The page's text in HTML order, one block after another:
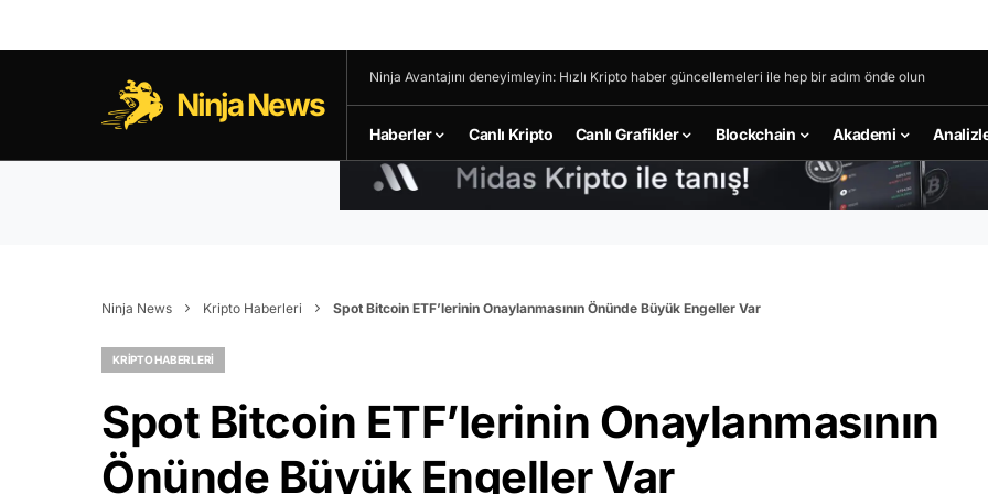
Ninja News
Ninja Avantajını deneyimleyin: Hızlı Kripto haber güncellemeleri ile hep bir adım önde olun
Haberler Canlı Kripto Canlı Grafikler Blockchain Akademi
Ninja News Kripto Haberleri Spot Bitcoin ETF’lerinin Onaylanmasının Önünde Büyük Engeller Var
KRIPTO HABERLERI
Spot Bitcoin ETF’lerinin Onaylanmasının
Önünde Büyük Engeller Var